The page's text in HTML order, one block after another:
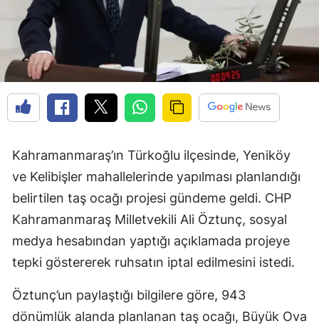
Kahramanmaraş’ın Türkoğlu ilçesinde, Yeniköy
ve Kelibişler mahallelerinde yapılması planlandığı
belirtilen taş ocağı projesi gündeme geldi. CHP
Kahramanmaraş Milletvekili Ali Öztunç, sosyal
medya hesabından yaptığı açıklamada projeye
tepki göstererek ruhsatın iptal edilmesini istedi.
Öztunç’un paylaştığı bilgilere göre, 943
dönümlük alanda planlanan taş ocağı, Büyük Ova